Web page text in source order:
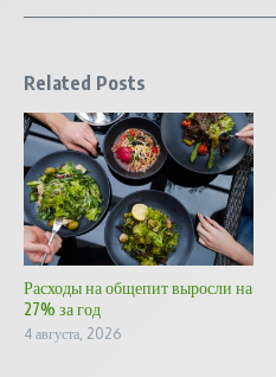
Related Posts
Расходы на общепит выросли на
27% за год
4 августа, 2026